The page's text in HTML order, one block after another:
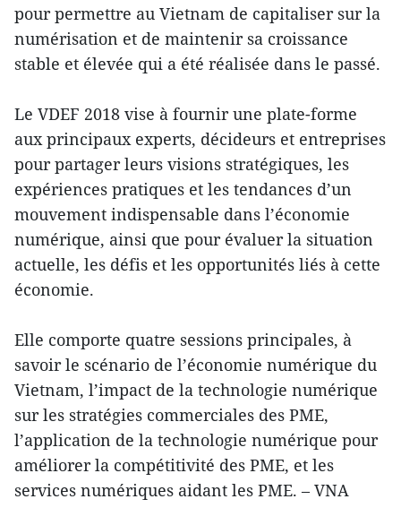
pour permettre au Vietnam de capitaliser sur la
numérisation et de maintenir sa croissance
stable et élevée qui a été réalisée dans le passé.
Le VDEF 2018 vise à fournir une plate-forme
aux principaux experts, décideurs et entreprises
pour partager leurs visions stratégiques, les
expériences pratiques et les tendances d’un
mouvement indispensable dans l’économie
numérique, ainsi que pour évaluer la situation
actuelle, les défis et les opportunités liés à cette
économie.
Elle comporte quatre sessions principales, à
savoir le scénario de l’économie numérique du
Vietnam, l’impact de la technologie numérique
sur les stratégies commerciales des PME,
l’application de la technologie numérique pour
améliorer la compétitivité des PME, et les
services numériques aidant les PME. – VNA